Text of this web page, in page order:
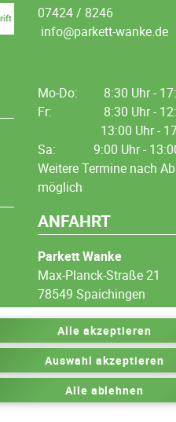
07424 / 8246
info@parkett-wanke.de
Mo-Do:
8:30 Uhr -
Fr:
8:30 Uhr -
13:00 Uhr -
Sa: 9:00 Uhr -
Weitere Termine nach
möglich
ANFAHRT
Parkett Wanke
Max-Planck-Straße 21
78549 Spaichingen
Alle akzeptieren
Auswahl akzeptieren
Alle ablehnen